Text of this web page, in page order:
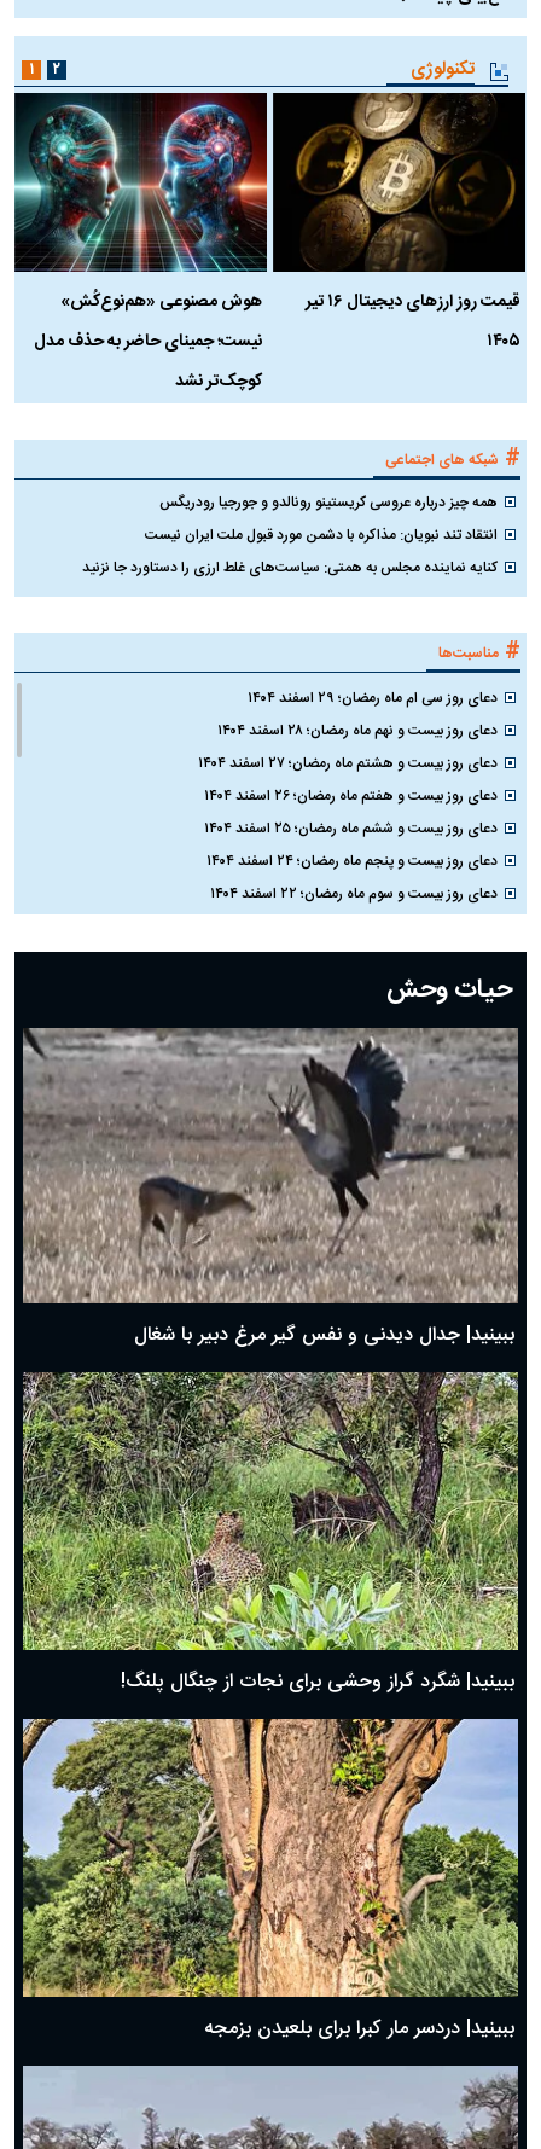
تکنولوژی
قیمت روز ارز‌های دیجیتال ۱۶ تیر
۱۴۰۵
هوش مصنوعی «هم‌نوع‌کُش»
نیست؛ جمینای حاضر به حذف مدل
کوچک‌تر نشد
۱ ۲
# شبکه های اجتماعی
همه چیز درباره عروسی کریستینو رونالدو و جورجیا رودریگس
انتقاد تند نبویان: مذاکره با دشمن مورد قبول ملت ایران نیست
کنایه نماینده مجلس به همتی: سیاست‌های غلط ارزی را دستاورد جا نزنید
# مناسبت‌ها
دعای روز سی ام ماه رمضان؛ ۲۹ اسفند ۱۴۰۴
دعای روز بیست و نهم ماه رمضان؛ ۲۸ اسفند ۱۴۰۴
دعای روز بیست و هشتم ماه رمضان؛ ۲۷ اسفند ۱۴۰۴
دعای روز بیست و هفتم ماه رمضان؛ ۲۶ اسفند ۱۴۰۴
دعای روز بیست و ششم ماه رمضان؛ ۲۵ اسفند ۱۴۰۴
دعای روز بیست و پنجم ماه رمضان؛ ۲۴ اسفند ۱۴۰۴
دعای روز بیست و سوم ماه رمضان؛ ۲۲ اسفند ۱۴۰۴
دعای روز بیستم ماه رمضان؛ ۱۹ اسفند ۱۴۰۴
دعای روز هشتم ماه مبارک رمضان؛ ۷ اسفند ماه ۱۴۰۴
دعای روز هفتم ماه رمضان؛ ۶ اسفند ۱۴۰۴
دعای روز ششم ماه رمضان؛ ۵ اسفند ۱۴۰۴
دعای روز پنجم ماه رمضان؛ ۴ اسفند ۱۴۰۴
دعای روز چهارم ماه مبارک رمضان؛ ۳ اسفند ۱۴۰۴
دعای روز سوم ماه مبارک رمضان؛ ۱۴ اسفند ۱۴۰۴
دعای روز دوم ماه مبارک رمضان ۱ اسفند ماه ۱۴۰۴
دعای روز اول ماه مبارک رمضان، ۳۰ بهمن ۱۴۰۴
حضرت زینب(س) چگونه از دنیا رفت؟
بهترین پیامک تبریک روز پدر ۱۴۰۴؛ جملات زیبا و صمیمانه
حیات وحش
ببینید| جدال دیدنی و نفس گیر مرغ دبیر با شغال
ببینید| شگرد گراز وحشی برای نجات از چنگال پلنگ!
ببینید| دردسر مار کبرا برای بلعیدن بزمجه